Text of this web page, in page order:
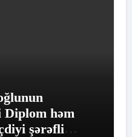
Diplom həm
şərəfli